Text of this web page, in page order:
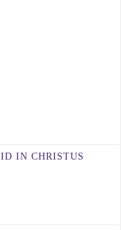
IN CHRISTUS